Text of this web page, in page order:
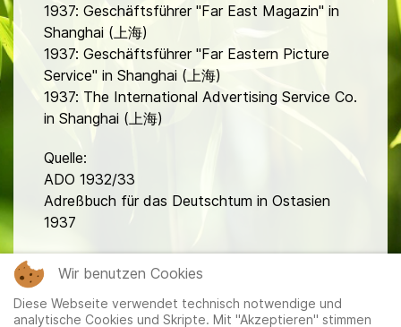
1937: Geschäftsführer "Far East Magazin" in
Shanghai (上海)
1937: Geschäftsführer "Far Eastern Picture
Service" in Shanghai (上海)
1937: The International Advertising Service Co.
in Shanghai (上海)
Quelle:
ADO 1932/33
Adreßbuch für das Deutschtum in Ostasien
1937
Wir benutzen Cookies
Diese Webseite verwendet technisch notwendige und
analytische Cookies und Skripte. Mit "Akzeptieren" stimmen